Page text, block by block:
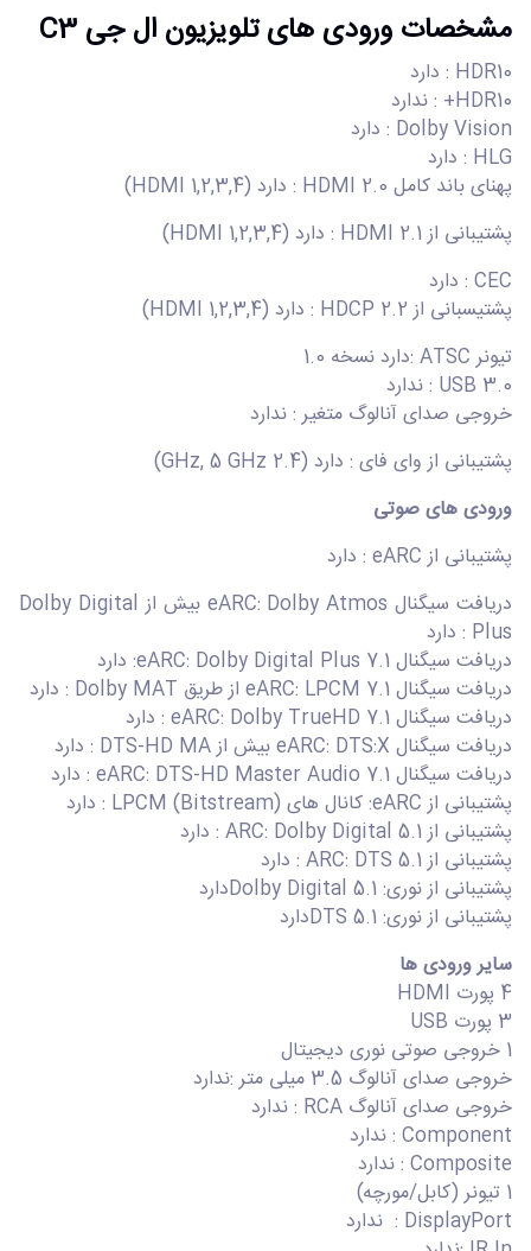
مشخصات ورودی های تلویزیون ال جی C3
HDR10 : دارد
HDR10+ : ندارد
Dolby Vision : دارد
HLG : دارد
پهنای باند کامل HDMI 2.0 : دارد (HDMI 1,2,3,4)
پشتیبانی از HDMI 2.1 : دارد (HDMI 1,2,3,4)
CEC : دارد
پشتیسبانی از HDCP 2.2 : دارد (HDMI 1,2,3,4)
تیونر ATSC :دارد نسخه 1.0
USB 3.0 : ندارد
خروجی صدای آنالوگ متغیر : ندارد
پشتیبانی از وای فای : دارد (2.4 GHz, 5 GHz)
ورودی های صوتی
پشتیبانی از eARC : دارد
دریافت سیگنال eARC: Dolby Atmos بیش از Dolby Digital
Plus : دارد
دریافت سیگنال eARC: Dolby Digital Plus 7.1: دارد
دریافت سیگنال eARC: LPCM 7.1 از طریق Dolby MAT : دارد
دریافت سیگنال eARC: Dolby TrueHD 7.1 : دارد
دریافت سیگنال eARC: DTS:X بیش از DTS-HD MA : دارد
دریافت سیگنال eARC: DTS-HD Master Audio 7.1 : دارد
پشتیبانی از eARC: کانال های LPCM (Bitstream) : دارد
پشتیبانی از ARC: Dolby Digital 5.1 : دارد
پشتیبانی از ARC: DTS 5.1 : دارد
پشتیبانی از نوری: Dolby Digital 5.1دارد
پشتیبانی از نوری: DTS 5.1دارد
سایر ورودی ها
4 پورت HDMI
3 پورت USB
1 خروجی صوتی نوری دیجیتال
خروجی صدای آنالوگ 3.5 میلی متر :ندارد
خروجی صدای آنالوگ RCA : ندارد
Component : ندارد
Composite : ندارد
1 تیونر (کابل/مورچه)
DisplayPort : ندارد